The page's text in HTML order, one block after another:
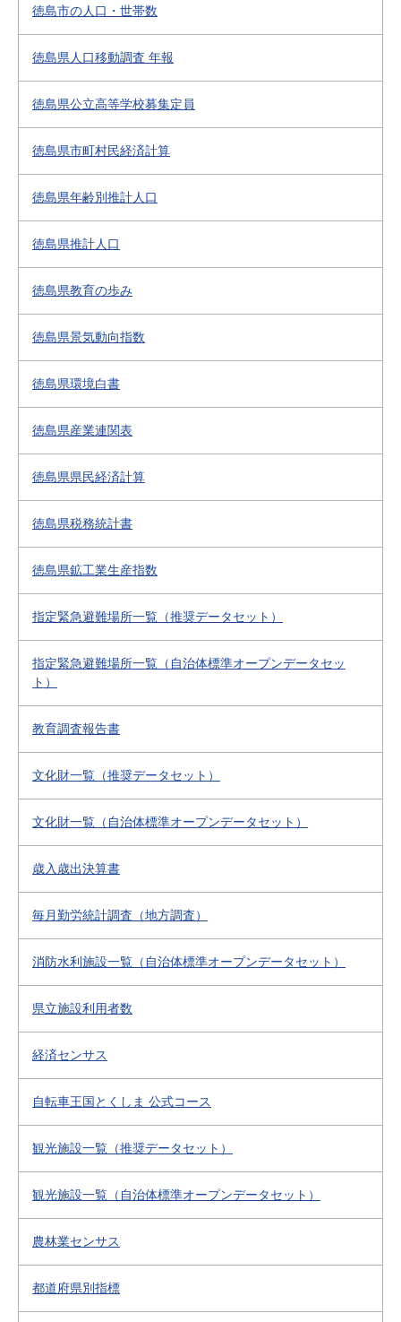
徳島市の人口・世帯数
徳島県人口移動調査 年報
徳島県公立高等学校募集定員
徳島県市町村民経済計算
徳島県年齢別推計人口
徳島県推計人口
徳島県教育の歩み
徳島県景気動向指数
徳島県環境白書
徳島県産業連関表
徳島県県民経済計算
徳島県税務統計書
徳島県鉱工業生産指数
指定緊急避難場所一覧（推奨データセット）
指定緊急避難場所一覧（自治体標準オープンデータセッ
ト）
教育調査報告書
文化財一覧（推奨データセット）
文化財一覧（自治体標準オープンデータセット）
歳入歳出決算書
毎月勤労統計調査（地方調査）
消防水利施設一覧（自治体標準オープンデータセット）
県立施設利用者数
経済センサス
自転車王国とくしま 公式コース
観光施設一覧（推奨データセット）
観光施設一覧（自治体標準オープンデータセット）
農林業センサス
都道府県別指標